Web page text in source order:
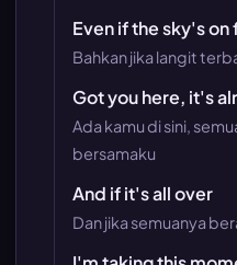
Even if the sky's on
Bahkan jika langit
Got you here, it's
Ada kamu di sini,
bersamaku
And if it's all over
Dan jika semuanya